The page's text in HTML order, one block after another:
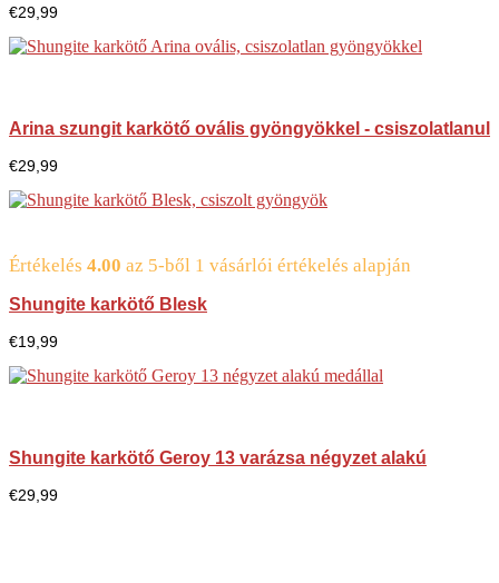
€29,99
Arina szungit karkötő ovális gyöngyökkel - csiszolatlanul
€29,99
Értékelés 4.00 az 5-ből 1 vásárlói értékelés alapján
Shungite karkötő Blesk
€19,99
Shungite karkötő Geroy 13 varázsa négyzet alakú
€29,99